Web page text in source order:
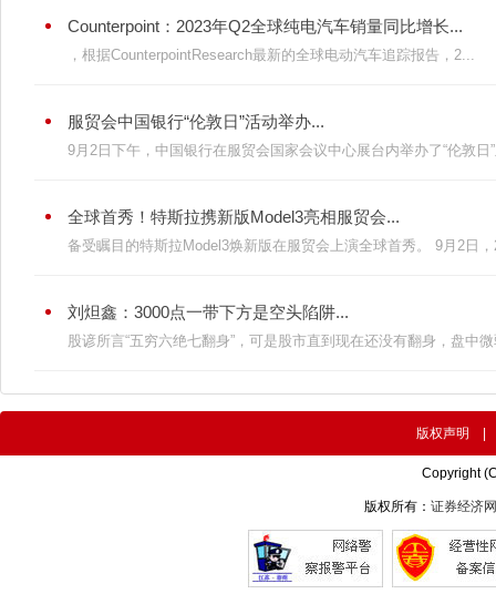
Counterpoint：2023年Q2全球纯电汽车销量同比增长...
，根据CounterpointResearch最新的全球电动汽车追踪报告，2...
服贸会中国银行“伦敦日”活动举办...
9月2日下午，中国银行在服贸会国家会议中心展台内举办了“伦敦日
全球首秀！特斯拉携新版Model3亮相服贸会...
备受瞩目的特斯拉Model3焕新版在服贸会上演全球首秀。 9月2日
刘炟鑫：3000点一带下方是空头陷阱...
股谚所言“五穷六绝七翻身”，可是股市直到现在还没有翻身，盘中
版权声明
Copyright
版权所有：证券经济